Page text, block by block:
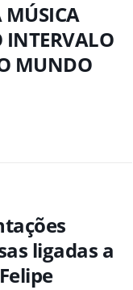
MÚSICA
INTERVALO
MUNDO
ligadas a